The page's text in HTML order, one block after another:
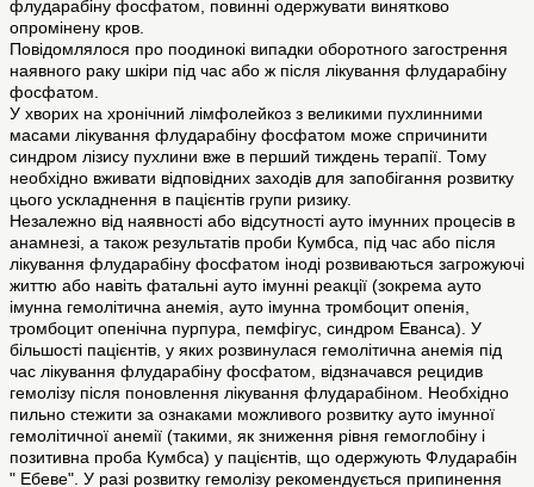
флударабіну фосфатом, повинні одержувати винятково
опромінену кров.
Повідомлялося про поодинокі випадки оборотного загострення
наявного раку шкіри під час або ж після лікування флударабіну
фосфатом.
У хворих на хронічний лімфолейкоз з великими пухлинними
масами лікування флударабіну фосфатом може спричинити
синдром лізису пухлини вже в перший тиждень терапії. Тому
необхідно вживати відповідних заходів для запобігання розвитку
цього ускладнення в пацієнтів групи ризику.
Незалежно від наявності або відсутності ауто імунних процесів в
анамнезі, а також результатів проби Кумбса, під час або після
лікування флударабіну фосфатом іноді розвиваються загрожуючі
життю або навіть фатальні ауто імунні реакції (зокрема ауто
імунна гемолітична анемія, ауто імунна тромбоцит опенія,
тромбоцит опенічна пурпура, пемфігус, синдром Еванса). У
більшості пацієнтів, у яких розвинулася гемолітична анемія під
час лікування флударабіну фосфатом, відзначався рецидив
гемолізу після поновлення лікування флударабіном. Необхідно
пильно стежити за ознаками можливого розвитку ауто імунної
гемолітичної анемії (такими, як зниження рівня гемоглобіну і
позитивна проба Кумбса) у пацієнтів, що одержують Флударабін
" Ебеве". У разі розвитку гемолізу рекомендується припинення